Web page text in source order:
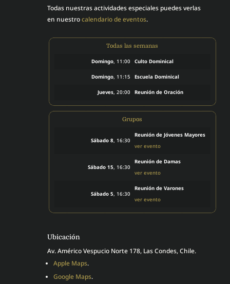
Todas nuestras actividades especiales puedes verlas
en nuestrocalendario de eventos.
Todas las semanas
Domingo, 11:00 Culto Dominical
Domingo, 11:15 Escuela Dominical
Jueves, 20:00 Reunión de Oración
Grupos
Sábado 8, 16:30
Reunión de Jóvenes Mayores
ver evento
Sábado 15, 16:30
Reunión de Damas
ver evento
Sábado 5, 16:30
Reunión de Varones
ver evento
Ubicación
Av. Américo Vespucio Norte 178, Las Condes, Chile.
Apple Maps.
Google Maps.